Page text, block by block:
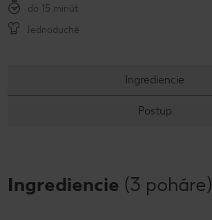
do 15 minút
Jednoduché
Ingrediencie
Postup
Ingrediencie (3 poháre)